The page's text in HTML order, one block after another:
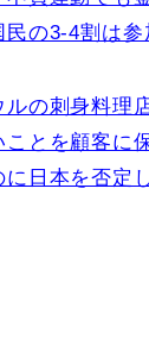
の3-4割は参
の刺身料理
とを顧客に
日本を否定